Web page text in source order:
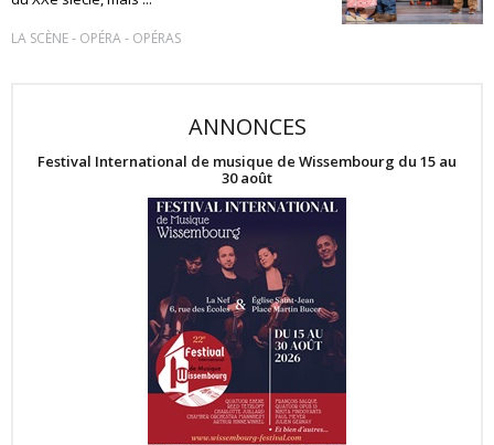
LA SCÈNE- OPÉRA- OPÉRAS
ANNONCES
Festival International de musique de Wissembourg du 15 au
30 août